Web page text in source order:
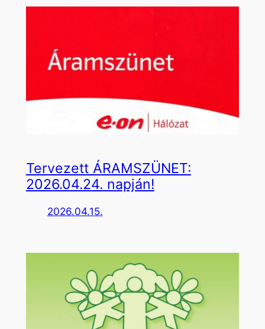
Tervezett ÁRAMSZÜNET:
2026.04.24. napján!
2026.04.15.